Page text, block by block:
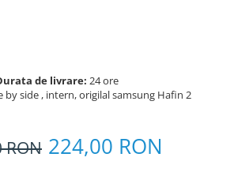
de livrare: 24 ore
by side , intern, origilal samsung Hafin 2
RON 224,00 RON